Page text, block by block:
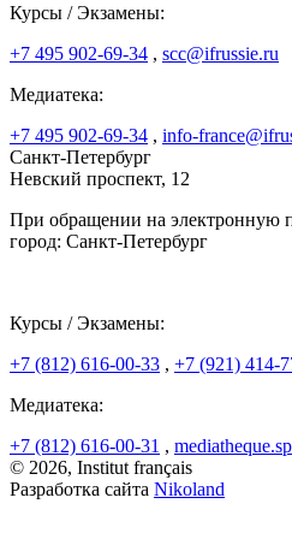
Курсы / Экзамены:
+7 495 902-69-34 , scc@ifrussie.ru
Медиатека:
+7 495 902-69-34 , info-
Санкт-Петербург
Невский проспект, 12
При обращении на электронную
город: Санкт-Петербург
Курсы / Экзамены:
+7 (812) 616-00-33 , +7 (921) 414-
Медиатека:
+7 (812) 616-00-31 ,
© 2026, Institut français
Разработка сайта Nikoland